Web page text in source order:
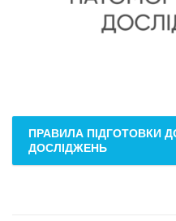
ПРАВИЛА ПІДГОТОВКИ
ДОСЛІДЖЕНЬ